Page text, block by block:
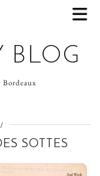
BLOG
SOTTES